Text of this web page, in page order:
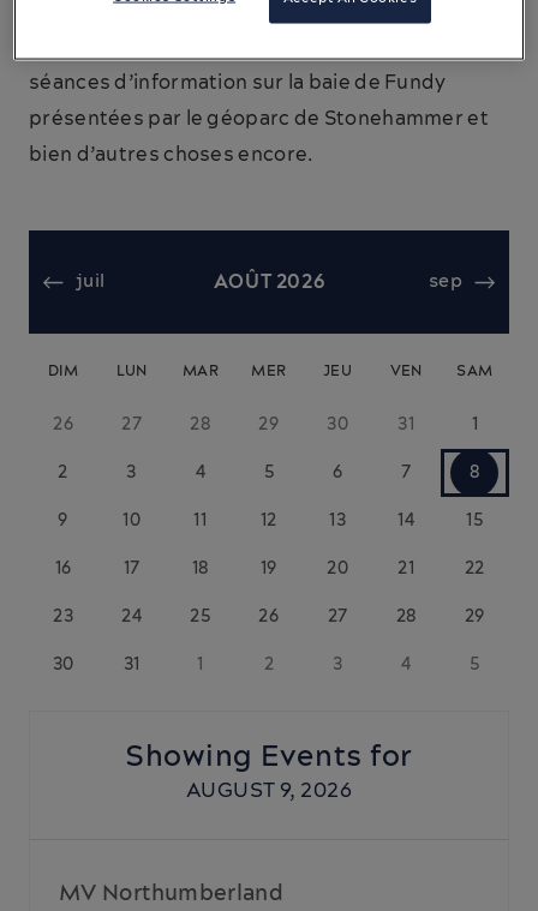
divertissements à bord de Bay Ferries tout au
séances d’information sur la baie de Fundy
présentées par le géoparc de Stonehammer et
bien d’autres choses encore.
juil sep
AOÛT 2026
DIM LUN MAR MER JEU VEN SAM
26 27 28 29 30 31
1
2
3 4 5 6 7
8
9
10 11 12 13 14
15
16
17 18 19 20 21
22
23
24 25 26 27 28
29
30
31 1 2 3 4 5
Showing Events for
AUGUST 9, 2026
MV Northumberland